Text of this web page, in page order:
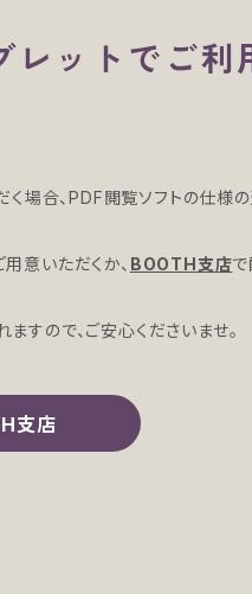
ットでご利
く場合、PDF閲覧ソフトの仕様
意いただくか、 BOOTH支店
すので、ご安心くださいませ。
支店